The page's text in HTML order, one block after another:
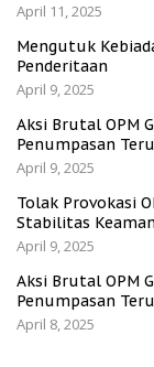
April 11, 2025
Mengutuk
Penderitaan
April 9, 2025
Aksi Brutal OPM
Penumpasan
April 9, 2025
Tolak Provokasi
Stabilitas
April 9, 2025
Aksi Brutal OPM
Penumpasan
April 8, 2025